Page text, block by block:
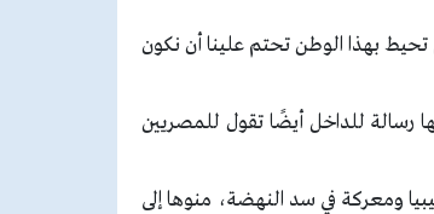
تحيط بهذا الوطن تحتم علينا أن نكون
للخارج فقط، لكنها رسالة للداخل أيضًا تقول للمصريين
ومعركة في سد النهضة، منوها إلى